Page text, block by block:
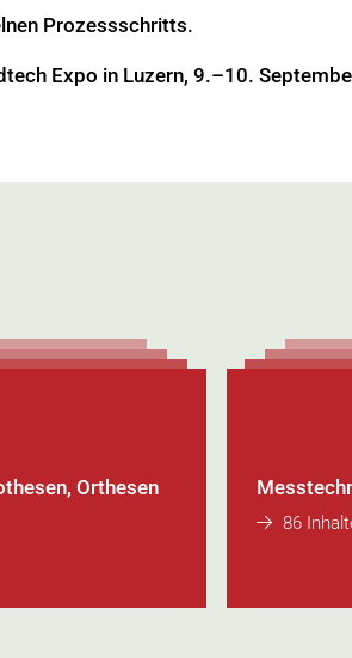
Prozessschritts.
Expo in Luzern, 9.–10.
Orthesen
86